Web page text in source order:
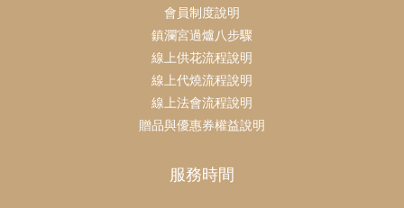
會員制度說明
鎮瀾宮過爐八步驟
線上供花流程說明
線上代燒流程說明
線上法會流程說明
贈品與優惠券權益說明
服務時間